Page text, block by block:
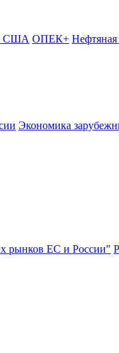
США ОПЕК+ Нефтяная
Экономика
рынков ЕС и России"